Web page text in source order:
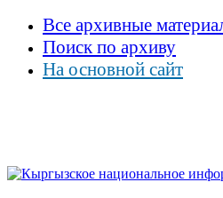
Все архивные
Поиск по архиву
На основной сайт